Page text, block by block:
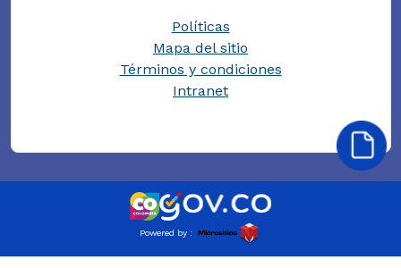
Políticas
Mapa del sitio
Términos y condiciones
Intranet
Powered by :